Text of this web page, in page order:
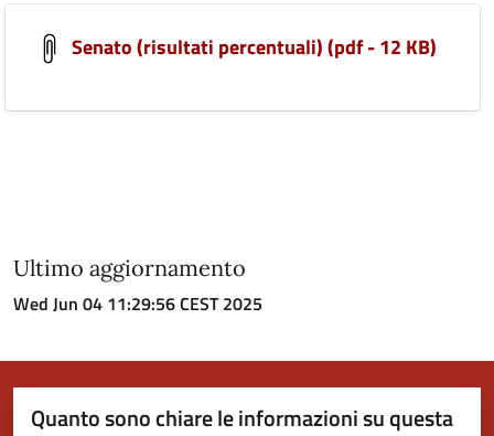
Senato (risultati percentuali) (pdf - 12 KB)
Ultimo aggiornamento
Wed Jun 04 11:29:56 CEST 2025
Quanto sono chiare le informazioni su questa